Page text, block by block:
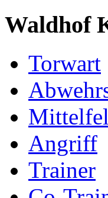
Waldhof
Torwart
Angriff
Trainer